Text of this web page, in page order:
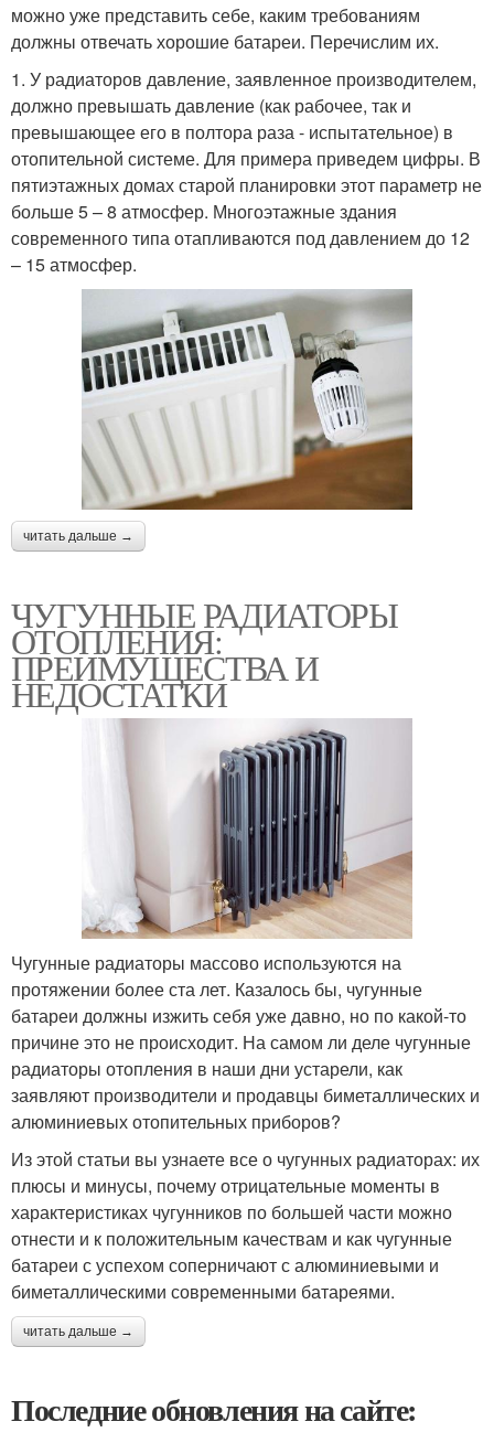
можно уже представить себе, каким требованиям
должны отвечать хорошие батареи. Перечислим их.
1. У радиаторов давление, заявленное производителем,
должно превышать давление (как рабочее, так и
превышающее его в полтора раза - испытательное) в
отопительной системе. Для примера приведем цифры. В
пятиэтажных домах старой планировки этот параметр не
больше 5 – 8 атмосфер. Многоэтажные здания
современного типа отапливаются под давлением до 12
– 15 атмосфер.
читать дальше →
ЧУГУННЫЕ РАДИАТОРЫ
ОТОПЛЕНИЯ:
ПРЕИМУЩЕСТВА И
НЕДОСТАТКИ
Чугунные радиаторы массово используются на
протяжении более ста лет. Казалось бы, чугунные
батареи должны изжить себя уже давно, но по какой-то
причине это не происходит. На самом ли деле чугунные
радиаторы отопления в наши дни устарели, как
заявляют производители и продавцы биметаллических и
алюминиевых отопительных приборов?
Из этой статьи вы узнаете все о чугунных радиаторах: их
плюсы и минусы, почему отрицательные моменты в
характеристиках чугунников по большей части можно
отнести и к положительным качествам и как чугунные
батареи с успехом соперничают с алюминиевыми и
биметаллическими современными батареями.
читать дальше →
Последние обновления на сайте: